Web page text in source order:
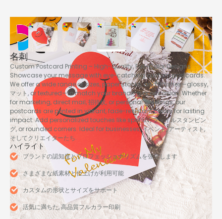
名刺
Custom Postcard Printing – High-Quality,Full-Color Designs
Showcase your message with eye-catching custom postcards.
We offer a wide range of sizes,paper stocks,and finishes—glossy,
マット, or textured—to match your branding or occasion.Whether
for marketing, direct mail, 招待状, or personal greetings,our
postcards are printed in vibrant,fade-resistant colors for lasting
impact.Add personalized touches like spot UV, フォイルスタンピン
グ,or rounded corners. Ideal for businesses, イベント, アーティスト,
そしてクリエイターたち.
ハイライト
ブランドの認知度とプロフェッショナリズムを強化します
さまざまな紙素材と仕上げが利用可能
カスタムの形状とサイズをサポート
活気に満ちた, 高品質フルカラー印刷